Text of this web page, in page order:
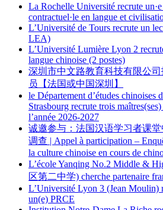
La Rochelle Université recrute un·e
contractuel·le en langue et
L’Université de Tours recrute un
LEA)
L’Université Lumière Lyon 2
langue chinoise (2 postes)
深圳市中文路教育科技有限公
员【法国或中国深圳】
le Département d’études chinoises
Strasbourg recrute trois
l’année 2026-2027
诚邀参与：法国汉语学习者课
调查 | Appel à participation –
la culture chinoise en cours de
L’école Yanqing No.2 Middle &
区第二中学) cherche partenaire
L’Université Lyon 3 (Jean Moulin)
un(e) PRCE